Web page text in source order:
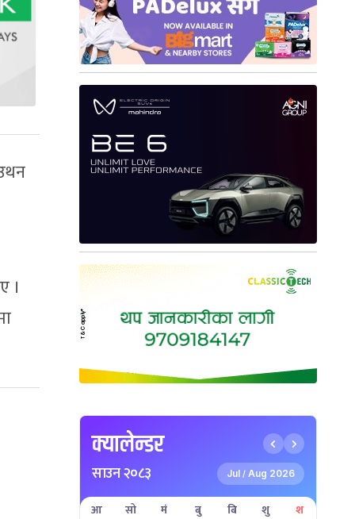
।
क्यालेन्डर
साउन २०८३ Jul / Aug 2026
आ सो मं बु बि शु श